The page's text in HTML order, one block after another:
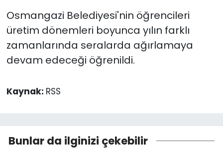
Osmangazi Belediyesi'nin öğrencileri
üretim dönemleri boyunca yılın farklı
zamanlarında seralarda ağırlamaya
devam edeceği öğrenildi.
Kaynak: RSS
Bunlar da ilginizi çekebilir